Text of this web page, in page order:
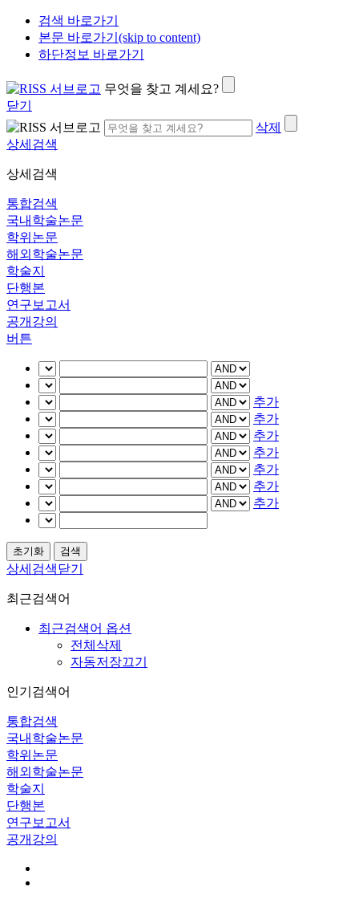
검색 바로가기
본문 바로가기(skip to content)
하단정보 바로가기
무엇을 찾고 계세요?
닫기
삭제
상세검색
상세검색
통합검색
국내학술논문
학위논문
해외학술논문
학술지
단행본
연구보고서
공개강의
버튼
추가
추가
추가
추가
추가
추가
추가
상세검색닫기
최근검색어
최근검색어 옵션
전체삭제
자동저장끄기
인기검색어
통합검색
국내학술논문
학위논문
해외학술논문
학술지
단행본
연구보고서
공개강의